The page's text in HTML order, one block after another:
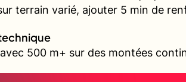
terrain varié, ajouter 5 min de
500 m+ sur des montées